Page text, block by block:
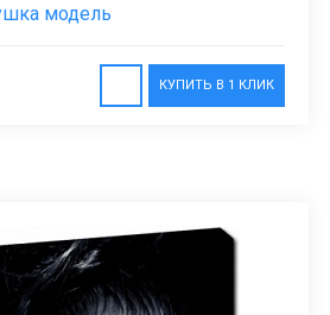
модель
КУПИТЬ В 1 КЛИК